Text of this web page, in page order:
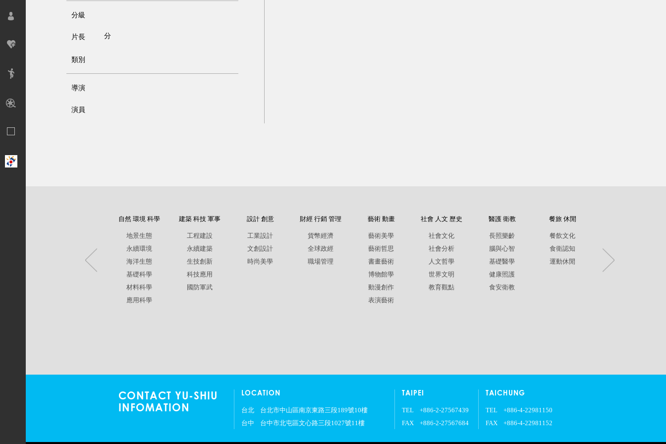
分級
片長 分
類別
導演
演員
自然 環境 科學
地景生態
永續環境
海洋生態
基礎科學
材料科學
應用科學
建築 科技 軍事
工程建設
永續建築
生技創新
科技應用
國防軍武
設計 創意
工業設計
文創設計
時尚美學
財經 行銷 管理
貨幣經濟
全球政經
職場管理
藝術 動畫
藝術美學
藝術哲思
書畫藝術
博物館學
動漫創作
表演藝術
社會 人文 歷史
社會文化
社會分析
人文哲學
世界文明
教育觀點
醫護 衛教
長照樂齡
腦與心智
基礎醫學
健康照護
食安衛教
餐旅 休閒
餐飲文化
食衛認知
運動休閒
社政人文
CONTACT YU-SHIU
INFOMATION
LOCATION
台北
台北市中山區南京東路三段189號10樓
台中
台中市北屯區文心路三段1027號11樓
TAIPEI
TEL
+886-2-27567439
FAX
+886-2-27567684
TAICHUNG
TEL
+886-4-22981150
FAX
+886-4-22981152